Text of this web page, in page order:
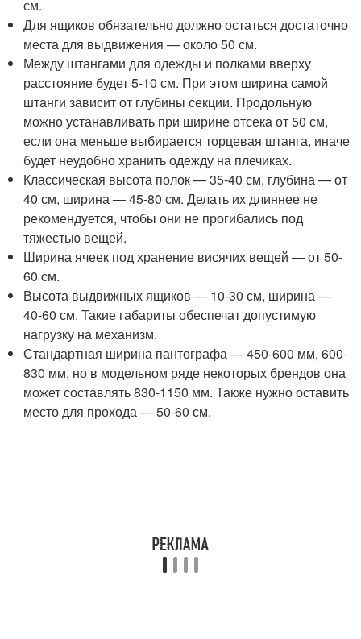
см.
Для ящиков обязательно должно остаться достаточно
места для выдвижения — около 50 см.
Между штангами для одежды и полками вверху
расстояние будет 5-10 см. При этом ширина самой
штанги зависит от глубины секции. Продольную
можно устанавливать при ширине отсека от 50 см,
если она меньше выбирается торцевая штанга, иначе
будет неудобно хранить одежду на плечиках.
Классическая высота полок — 35-40 см, глубина — от
40 см, ширина — 45-80 см. Делать их длиннее не
рекомендуется, чтобы они не прогибались под
тяжестью вещей.
Ширина ячеек под хранение висячих вещей — от 50-
60 см.
Высота выдвижных ящиков — 10-30 см, ширина —
40-60 см. Такие габариты обеспечат допустимую
нагрузку на механизм.
Стандартная ширина пантографа — 450-600 мм, 600-
830 мм, но в модельном ряде некоторых брендов она
может составлять 830-1150 мм. Также нужно оставить
место для прохода — 50-60 см.